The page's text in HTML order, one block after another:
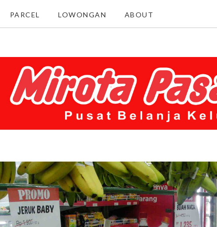
PARCEL LOWONGAN ABOUT